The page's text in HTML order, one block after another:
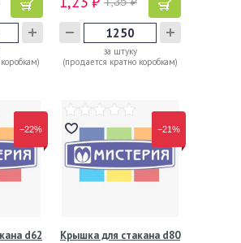
за штуку
(продается кратно коробкам)
−22%
d62
−21%
Крышка для стакана d80